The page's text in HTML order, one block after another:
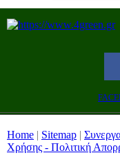
Home | Sitemap |
Χρήσης - Πολιτική